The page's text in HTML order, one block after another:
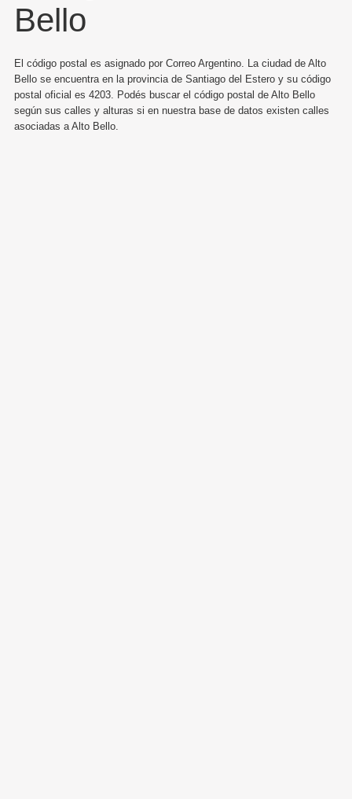
Bello
El código postal es asignado por Correo Argentino. La ciudad de Alto
Bello se encuentra en la provincia de Santiago del Estero y su código
postal oficial es 4203. Podés buscar el código postal de Alto Bello
según sus calles y alturas si en nuestra base de datos existen calles
asociadas a Alto Bello.